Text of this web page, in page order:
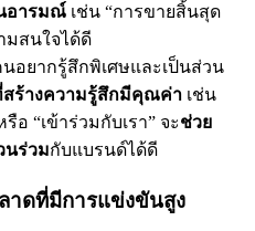
อารมณ์ เช่น “การขายสิ้นสุด
มสนใจได้ดี
อยากรู้สึกพิเศษและเป็นส่วน
ร้างความรู้สึกมีคุณค่า เช่น
อ “เข้าร่วมกับเรา” จะช่วย
นร่วมกับแบรนด์ได้ดี
าดที่มีการแข่งขันสูง